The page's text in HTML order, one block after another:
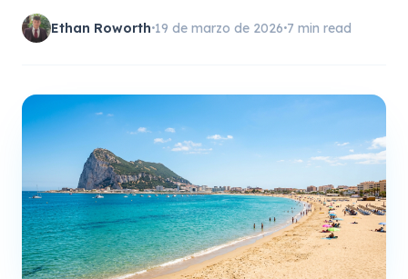
Ethan Roworth•19 de marzo de 2026•7 min read